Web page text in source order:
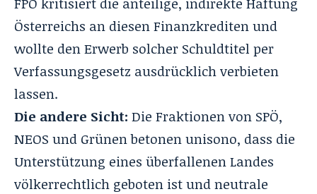
Österreichs an diesen Finanzkrediten und
wollte den Erwerb solcher Schuldtitel per
Verfassungsgesetz ausdrücklich verbieten
lassen.
Die andere Sicht: Die Fraktionen von SPÖ,
NEOS und Grünen betonen unisono, dass die
Unterstützung eines überfallenen Landes
völkerrechtlich geboten ist und neutrale